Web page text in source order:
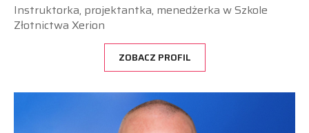
Instruktorka, projektantka, menedżerka w Szkole
Złotnictwa Xerion
ZOBACZ PROFIL